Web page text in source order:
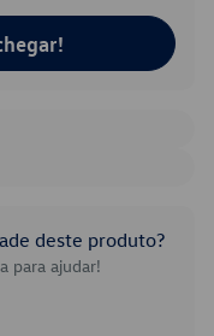
deste produto?
para ajudar!